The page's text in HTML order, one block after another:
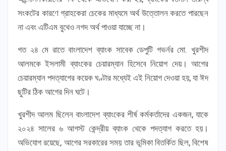
সংকটের কারণে গ্রাহকেরা চেকের মাধ্যমে অর্থ উত্তোলন করতে পারছেন
না এবং এটিএম বুথেও নগদ অর্থ পাওয়া যাচ্ছে না।
গত ২৪ মে রাতে বাংলাদেশ ব্যাংক সাবেক ডেপুটি গভর্নর মো. খুরশীদ
আলমকে ইসলামী ব্যাংকের চেয়ারম্যান হিসেবে নিয়োগ দেয়। আগের
চেয়ারম্যান পদত্যাগের কয়েক ঘণ্টার মধ্যেই এই নিয়োগ দেওয়া হয়, যা ঈদ
ছুটির ঠিক আগের দিন ঘটে।
খুরশীদ আলম ছিলেন বাংলাদেশ ব্যাংকের শীর্ষ কর্মকর্তাদের একজন, যাকে
২০২৪ সালের ৬ আগস্ট কেন্দ্রীয় ব্যাংক থেকে পদত্যাগ করতে হয়।
অভিযোগ রয়েছে, আগের সরকারের সময় তার ভূমিকা বিতর্কিত ছিল, বিশেষ